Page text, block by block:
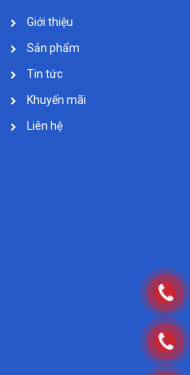
Giới thiệu
Sản phẩm
Tin tức
Khuyến mãi
Liên hệ